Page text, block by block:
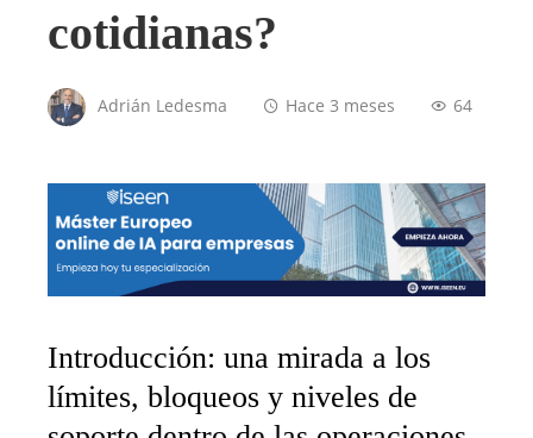
cotidianas?
Adrián Ledesma Hace 3 meses 64
Introducción: una mirada a los
límites, bloqueos y niveles de